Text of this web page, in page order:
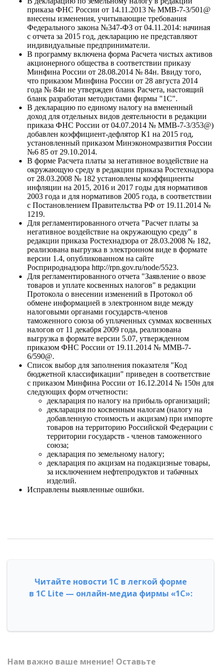
приказа ФНС России от 14.11.2013 № ММВ-7-3/501@
внесены изменения, учитывающие требования
Федерального закона №347-ФЗ от 04.11.2014: начиная
с отчета за 2015 год, декларацию не представляют
индивидуальные предприниматели.
В программу включена форма Расчета чистых активов
акционерного общества в соответствии приказу
Минфина России от 28.08.2014 № 84н. Ввиду того,
что приказом Минфина России от 28 августа 2014
года № 84н не утвержден бланк Расчета, настоящий
бланк разработан методистами фирмы "1С".
В декларацию по единому налогу на вмененный
доход для отдельных видов деятельности в редакции
приказа ФНС России от 04.07.2014 № ММВ-7-3/353@)
добавлен коэффициент-дефлятор К1 на 2015 год,
установленный приказом Минэкономразвития России
№6 85 от 29.10.2014.
В форме Расчета платы за негативное воздействие на
окружающую среду в редакции приказа Ростехнадзора
от 28.03.2008 № 182 установлены коэффициенты
инфляции на 2015, 2016 и 2017 годы для нормативов
2003 года и для нормативов 2005 года, в соответствии
с Постановлением Правительства РФ от 19.11.2014 №
1219.
Для регламентированного отчета "Расчет платы за
негативное воздействие на окружающую среду" в
редакции приказа Ростехнадзора от 28.03.2008 № 182,
реализована выгрузка в электронном виде в формате
версии 1.4, опубликованном на сайте
Росприроднадзора http://rpn.gov.ru/node/5523.
Для регламентированного отчета "Заявление о ввозе
товаров и уплате косвенных налогов" в редакции
Протокола о внесении изменений в Протокол об
обмене информацией в электронном виде между
налоговыми органами государств-членов
таможенного союза об уплаченных суммах косвенных
налогов от 11 декабря 2009 года, реализована
выгрузка в формате версии 5.07, утвержденном
приказом ФНС России от 19.11.2014 № ММВ-7-
6/590@.
Список выбор для заполнения показателя "Код
бюджетной классификации" приведен в соответствие
с приказом Минфина России от 16.12.2014 № 150н для
следующих форм отчетности:
декларация по налогу на прибыль организаций;
декларация по косвенным налогам (налогу на
добавленную стоимость и акцизам) при импорте
товаров на территорию Российской Федерации с
территории государств - членов таможенного
союза;
декларация по земельному налогу;
декларация по акцизам на подакцизные товары,
за исключением нефтепродуктов и табачных
изделий.
Исправлены выявленные ошибки.
Читайте новости 1С в легкой форме
в 1С Lite — онлайн-медиа фирмы «1С»:
Нам важно ваше мнение! Оставьте